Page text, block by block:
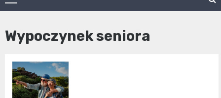
Wypoczynek seniora